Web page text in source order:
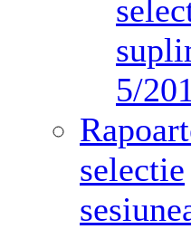
5/
selectie